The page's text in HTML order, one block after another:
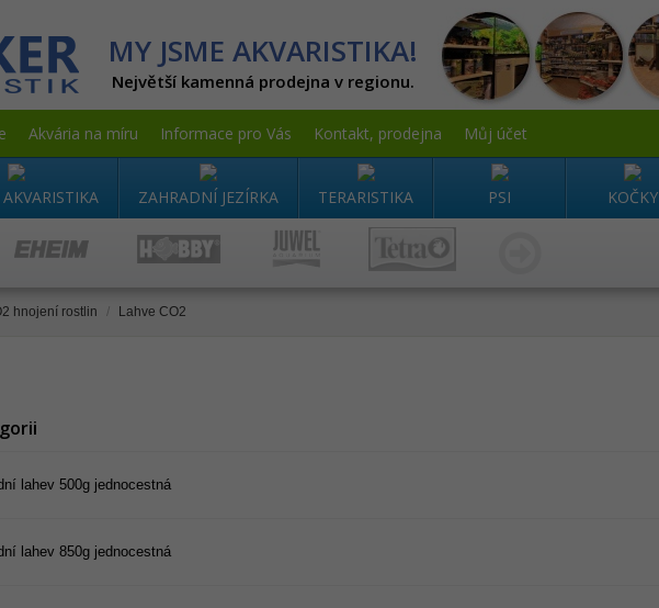
MY JSME AKVARISTIKA!
Největší kamenná prodejna v regionu.
Akvária na míru Informace pro Vás Kontakt, prodejna Můj účet
ZAHRADNÍ JEZÍRKA TERARISTIKA PSI KOČKY
hnojení rostlin / Lahve CO2
lahev 500g jednocestná
lahev 850g jednocestná